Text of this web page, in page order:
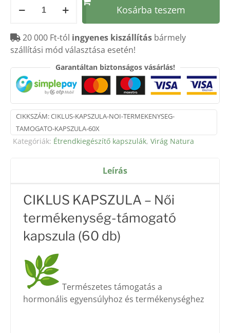
KAPSZULA
NŐI
TERMÉKENYSÉG
KAPSZULA
60X
mennyiség
Kosárba teszem
20 000 Ft-tól ingyenes kiszállítás bármely
szállítási mód választása esetén!
Garantáltan biztonságos vásárlás!
CIKKSZÁM:CIKLUS-KAPSZULA-NOI-TERMEKENYSEG-
TAMOGATO-KAPSZULA-60X
Kategóriák: Étrendkiegészítő kapszulák, Virág Natura
Leírás
CIKLUS KAPSZULA – Női
termékenység-támogató
kapszula (60 db)
Természetes támogatás a
hormonális egyensúlyhoz és termékenységhez